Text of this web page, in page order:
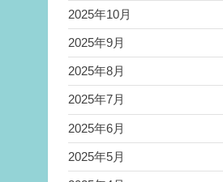
2025年10月
2025年9月
2025年8月
2025年7月
2025年6月
2025年5月